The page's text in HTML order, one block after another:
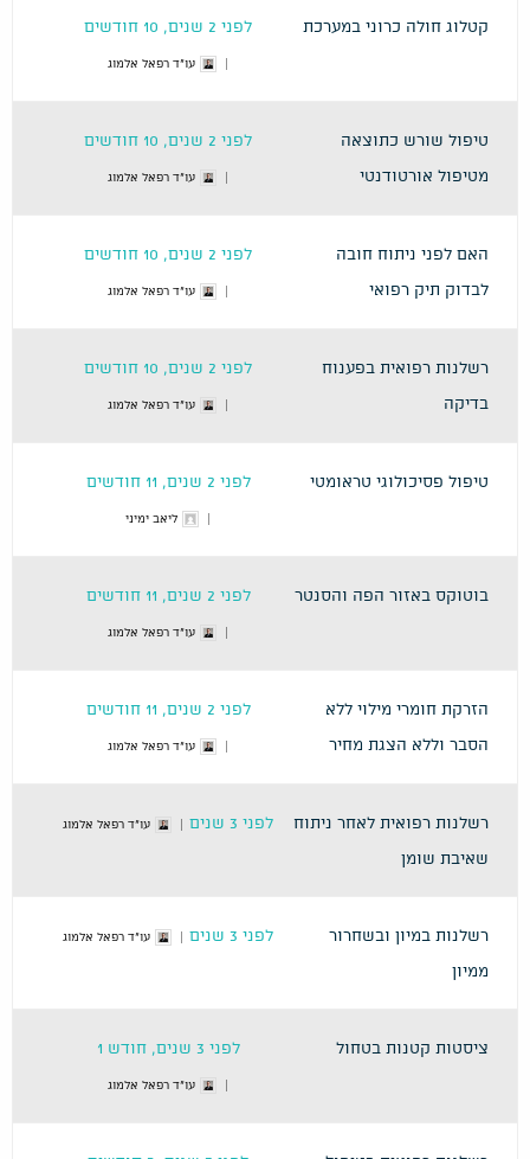
קטלוג חולה כרוני במערכת לפני 2 שנים, 10 חודשים
עו"ד רפאל אלמוג
טיפול שורש כתוצאה
מטיפול אורטודנטי
לפני 2 שנים, 10 חודשים
עו"ד רפאל אלמוג
האם לפני ניתוח חובה
לבדוק תיק רפואי
לפני 2 שנים, 10 חודשים
עו"ד רפאל אלמוג
רשלנות רפואית בפענוח
בדיקה
לפני 2 שנים, 10 חודשים
עו"ד רפאל אלמוג
טיפול פסיכולוגי טראומטי לפני 2 שנים, 11 חודשים
ליאב ימיני
בוטוקס באזור הפה והסנטר לפני 2 שנים, 11 חודשים
עו"ד רפאל אלמוג
הזרקת חומרי מילוי ללא
הסבר וללא הצגת מחיר
לפני 2 שנים, 11 חודשים
עו"ד רפאל אלמוג
רשלנות רפואית לאחר ניתוח
שאיבת שומן
לפני 3 שנים עו"ד רפאל אלמוג
רשלנות במיון ובשחרור
ממיון
לפני 3 שנים עו"ד רפאל אלמוג
ציסטות קטנות בטחול לפני 3 שנים, חודש 1
עו"ד רפאל אלמוג